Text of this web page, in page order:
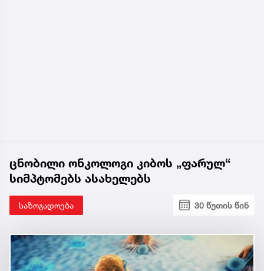
ცნობილი ონკოლოგი კიბოს „ფარულ“
სიმპტომებს ასახელებს
საზოგადოება 30 წუთის წინ